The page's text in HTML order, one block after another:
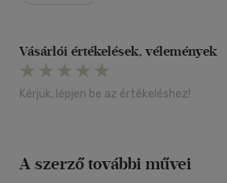
Vásárlói értékelések, vélemények
Kérjük, lépjen be az értékeléshez!
A szerző további művei